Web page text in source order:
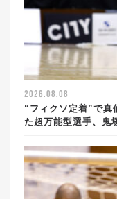
2026.08.08
“フィクソ定着”で真
た超万能型選手、